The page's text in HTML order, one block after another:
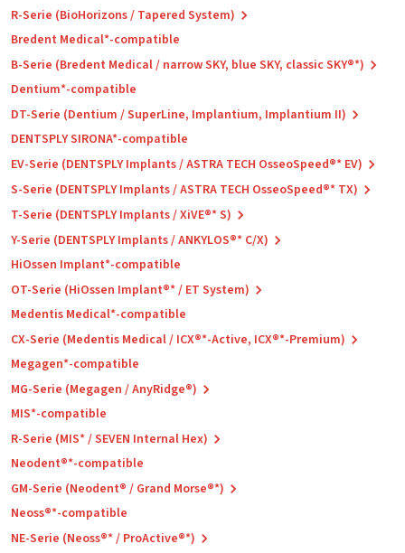
R-Serie (BioHorizons / Tapered System)
Bredent Medical*-compatible
B-Serie (Bredent Medical / narrow SKY, blue SKY, classic SKY®*)
Dentium*-compatible
DT-Serie (Dentium / SuperLine, Implantium, Implantium II)
DENTSPLY SIRONA*-compatible
EV-Serie (DENTSPLY Implants / ASTRA TECH OsseoSpeed®* EV)
S-Serie (DENTSPLY Implants / ASTRA TECH OsseoSpeed®* TX)
T-Serie (DENTSPLY Implants / XiVE®* S)
Y-Serie (DENTSPLY Implants / ANKYLOS®* C/X)
HiOssen Implant*-compatible
OT-Serie (HiOssen Implant®* / ET System)
Medentis Medical*-compatible
CX-Serie (Medentis Medical / ICX®*-Active, ICX®*-Premium)
Megagen*-compatible
MG-Serie (Megagen / AnyRidge®)
MIS*-compatible
R-Serie (MIS* / SEVEN Internal Hex)
Neodent®*-compatible
GM-Serie (Neodent® / Grand Morse®*)
Neoss®*-compatible
NE-Serie (Neoss®* / ProActive®*)